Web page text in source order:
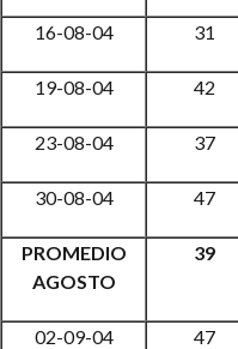
16-08-04 31
19-08-04 42
23-08-04 37
30-08-04 47
PROMEDIO
AGOSTO
39
02-09-04 47